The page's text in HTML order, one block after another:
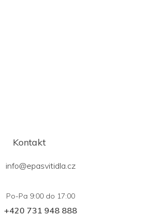
Kontakt
info@epasvitidla.cz
+420 731 948 888